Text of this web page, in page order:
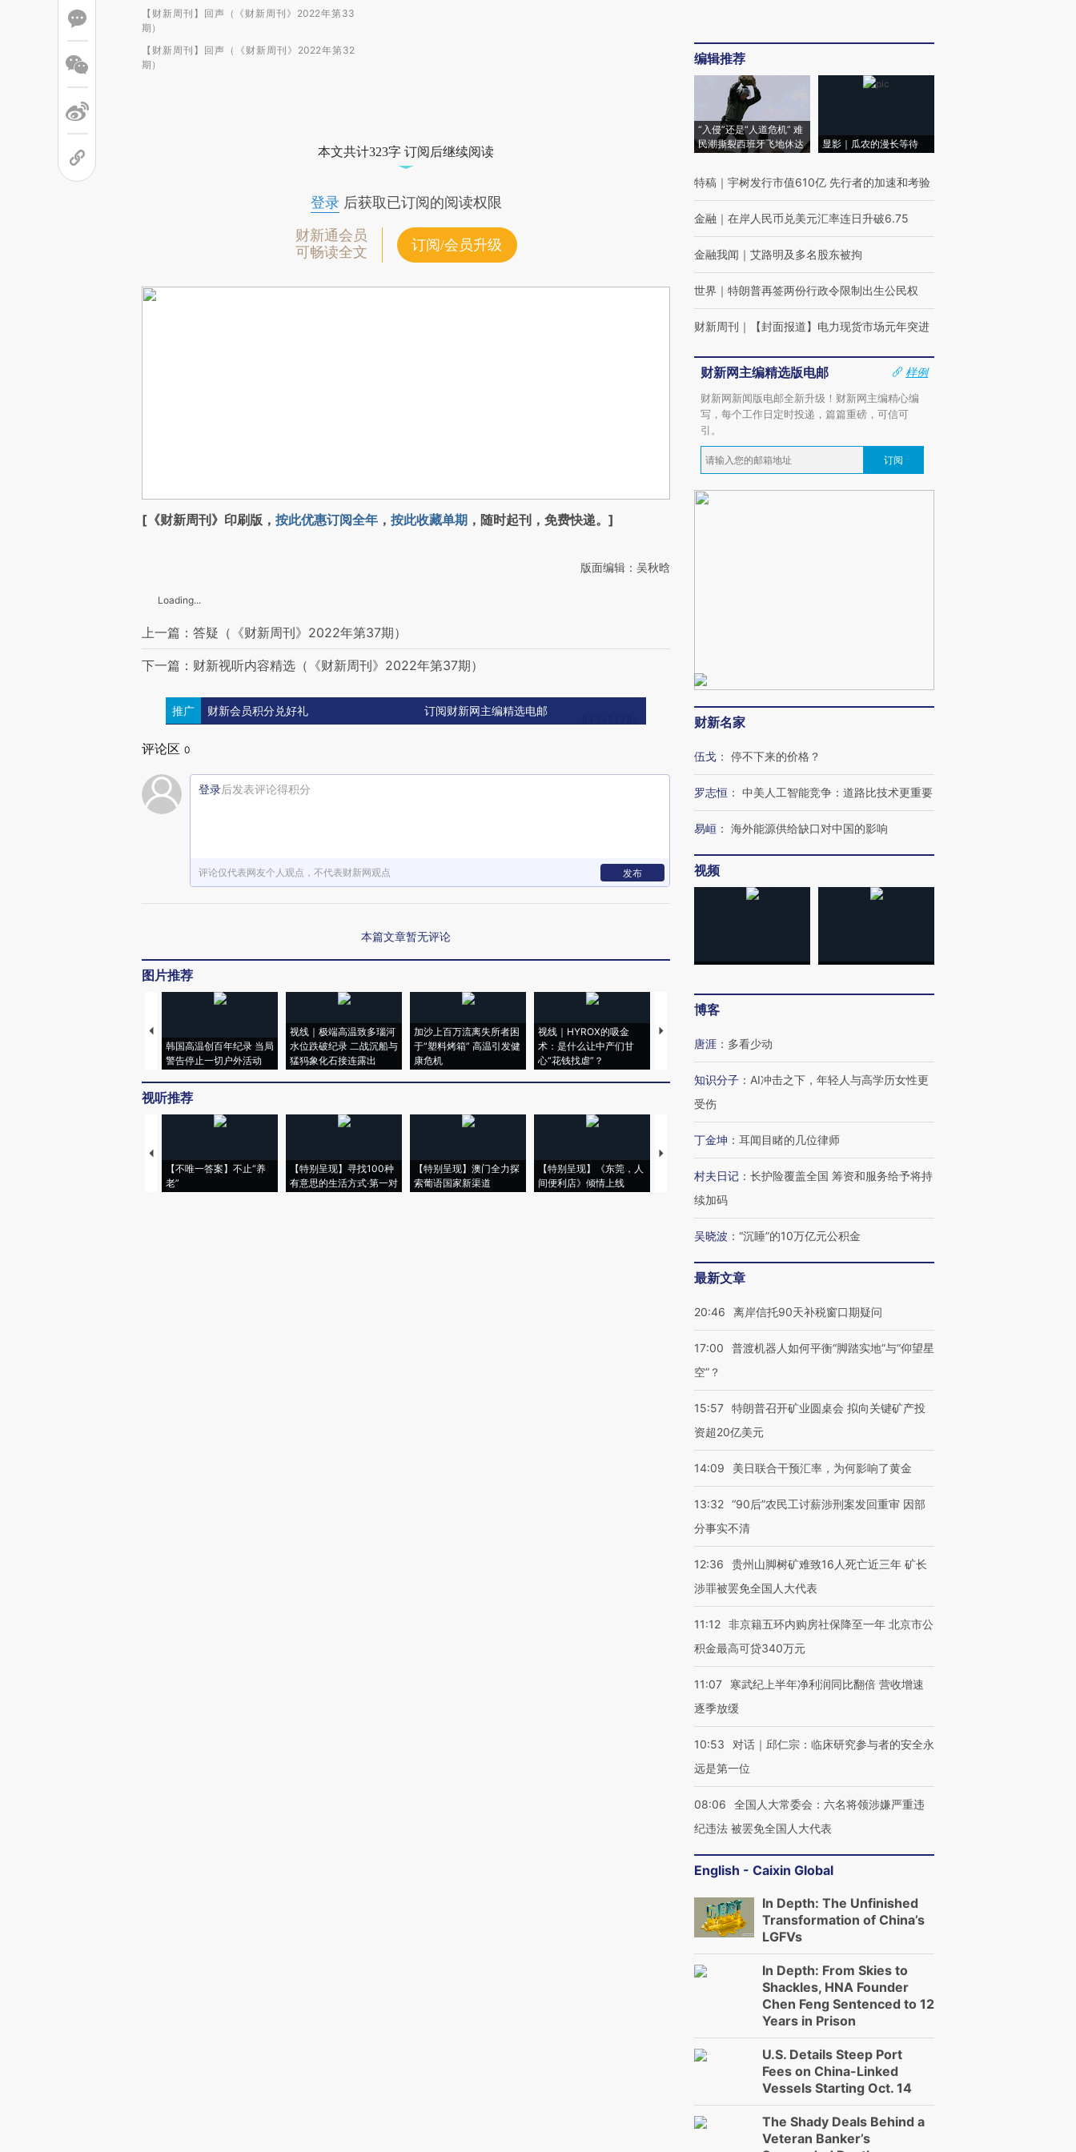
【财新周刊】回声（《财新周刊》2022年第33
期）
【财新周刊】回声（《财新周刊》2022年第32
期）
本文共计323字 订阅后继续阅读
登录后获取已订阅的阅读权限
财新通会员
可畅读全文
订阅/会员升级
[《财新周刊》印刷版， 按此优惠订阅全年 ， 按此收藏单期 ，随时起刊，免费快递。]
版面编辑：吴秋晗
Loading...
上一篇：答疑（《财新周刊》2022年第37期）
下一篇：财新视听内容精选（《财新周刊》2022年第37期）
推广 财新会员积分兑好礼 订阅财新网主编精选电邮
评论区 0
登录后发表评论得积分
评论仅代表网友个人观点，不代表财新网观点 发布
本篇文章暂无评论
图片推荐
韩国高温创百年纪录 当局
警告停止一切户外活动
视线｜极端高温致多瑙河
水位跌破纪录 二战沉船与
猛犸象化石接连露出
加沙上百万流离失所者困
于“塑料烤箱” 高温引发健
康危机
视线｜HYROX的吸金
术：是什么让中产们甘
心“花钱找虐”？
马航飞行员跨国走私7万
粒摇头丸 尿检体内含3种
育部长拱下台
飞地休达
视听推荐
【不唯一答案】不止“养
老”
【特别呈现】寻找100种
有意思的生活方式·第一对
【特别呈现】澳门全力探
索葡语国家新渠道
【特别呈现】《东莞，人
间便利店》倾情上线
【推广】走进第四届链博
会，让数智科技“链”接产
【特别呈现】寻找100种
有意思的生活方式·第三对
CFO：不靠规模取胜，华
住三大增长引擎是什么？
编辑推荐
“入侵”还是“人道危机” 难
民潮撕裂西班牙飞地休达
显影｜瓜农的漫长等待
特稿 ｜ 宇树发行市值610亿 先行者的加速和考验
金融 ｜ 在岸人民币兑美元汇率连日升破6.75
金融我闻 ｜ 艾路明及多名股东被拘
世界 ｜ 特朗普再签两份行政令限制出生公民权
财新周刊 ｜ 【封面报道】电力现货市场元年突进
财新网主编精选版电邮
样例
财新网新闻版电邮全新升级！财新网主编精心编
写，每个工作日定时投递，篇篇重磅，可信可
引。
订阅
财新名家
伍戈 ： 停不下来的价格？
罗志恒 ： 中美人工智能竞争：道路比技术更重要
易峘 ： 海外能源供给缺口对中国的影响
视频
博客
唐涯 ： 多看少动
知识分子 ： AI冲击之下，年轻人与高学历女性更
受伤
丁金坤 ： 耳闻目睹的几位律师
村夫日记 ： 长护险覆盖全国 筹资和服务给予将持
续加码
吴晓波 ： “沉睡”的10万亿元公积金
最新文章
20:46 离岸信托90天补税窗口期疑问
17:00
普渡机器人如何平衡“脚踏实地”与“仰望星
空”？
15:57 特朗普召开矿业圆桌会 拟向关键矿产投
资超20亿美元
14:09 美日联合干预汇率，为何影响了黄金
13:32 “90后”农民工讨薪涉刑案发回重审 因部
分事实不清
12:36
贵州山脚树矿难致16人死亡近三年 矿长
涉罪被罢免全国人大代表
11:12 非京籍五环内购房社保降至一年 北京市公
积金最高可贷340万元
11:07
寒武纪上半年净利润同比翻倍 营收增速
逐季放缓
10:53
对话｜邱仁宗：临床研究参与者的安全永
远是第一位
08:06
全国人大常委会：六名将领涉嫌严重违
纪违法 被罢免全国人大代表
English - Caixin Global
In Depth: The Unfinished
Transformation of China’s
LGFVs
In Depth: From Skies to
Shackles, HNA Founder
Chen Feng Sentenced to 12
Years in Prison
U.S. Details Steep Port
Fees on China-Linked
Vessels Starting Oct. 14
The Shady Deals Behind a
Veteran Banker’s